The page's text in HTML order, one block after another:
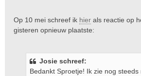
Op 10 mei schreef ik hier als reactie op
gisteren opnieuw plaatste:
Josie schreef:
Bedankt Sproetje! Ik zie nog